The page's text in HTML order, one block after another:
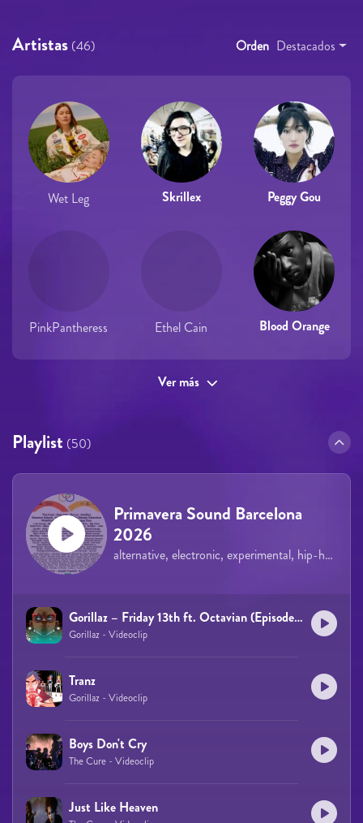
Artistas (46) Orden Destacados
Wet Leg Skrillex Peggy Gou
PinkPantheress Ethel Cain Blood Orange
Ver más
Playlist (50)
Primavera Sound Barcelona
2026
alternative, electronic, experimental, hip-hop, rock, indie, pop
Gorillaz – Friday 13th ft. Octavian (Episode Four)
Gorillaz - Videoclip
Tranz
Gorillaz - Videoclip
Boys Don't Cry
The Cure - Videoclip
Just Like Heaven